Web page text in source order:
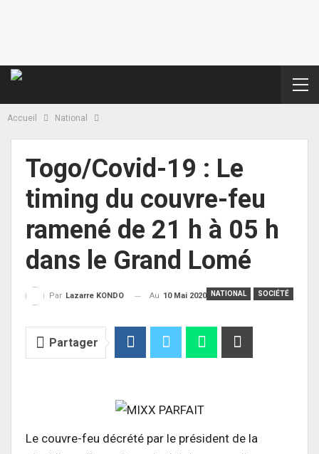
Accueil National
Togo/Covid-19 : Le
timing du couvre-feu
ramené de 21 h à 05 h
dans le Grand Lomé
NATIONAL SOCIÉTÉ
Par Lazarre KONDO Au 10 Mai 2020
Partager
Le couvre-feu décrété par le président de la